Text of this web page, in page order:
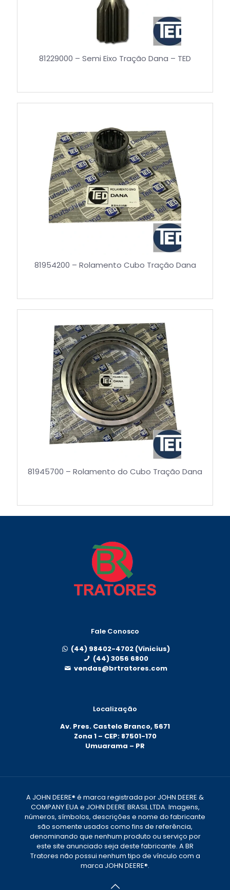
81229000 – Semi Eixo Tração Dana – TED
81954200 – Rolamento Cubo Tração Dana
81945700 – Rolamento do Cubo Tração Dana
Fale Conosco
(44) 98402-4702 (Vinicius)
(44) 3056 6800
vendas@brtratores.com
Localização
Av. Pres. Castelo Branco, 5671
Zona 1 – CEP: 87501-170
Umuarama – PR
A JOHN DEERE® é marca registrada por JOHN DEERE &
COMPANY EUA e JOHN DEERE BRASIL LTDA. Imagens,
números, símbolos, descrições e nome do fabricante
são somente usados como fins de referência,
denominando que nenhum produto ou serviço por
este site anunciado seja deste fabricante. A BR
Tratores não possui nenhum tipo de vínculo com a
marca JOHN DEERE®.